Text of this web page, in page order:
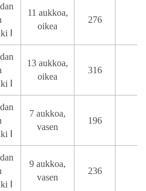
Ⅰ
11 aukkoa,
oikea
276
Ⅰ
13 aukkoa,
oikea
316
Ⅰ
7 aukkoa,
vasen
196
Ⅰ
9 aukkoa,
vasen
236